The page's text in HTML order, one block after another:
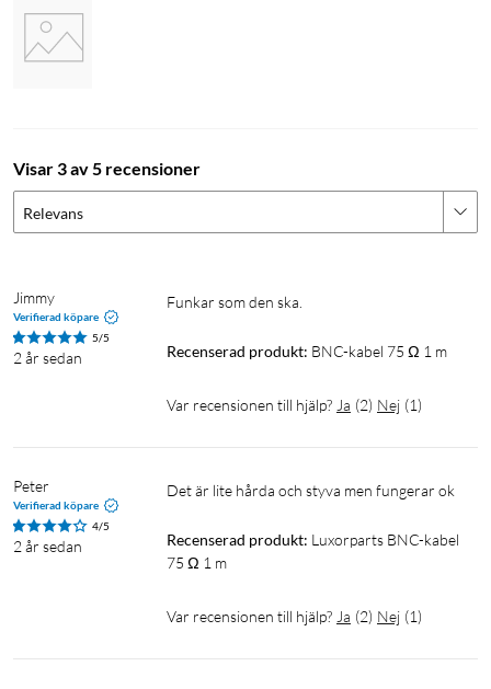
Visar 3 av 5 recensioner
Relevans
Jimmy
Verifierad köpare
5/5
2 år sedan
Funkar som den ska.
Recenserad produkt: BNC-kabel 75 Ω 1 m
Var recensionen till hjälp? Ja (2) Nej (1)
Peter
Verifierad köpare
4/5
2 år sedan
Det är lite hårda och styva men fungerar ok
Recenserad produkt: Luxorparts BNC-kabel
75 Ω 1 m
Var recensionen till hjälp? Ja (2) Nej (1)